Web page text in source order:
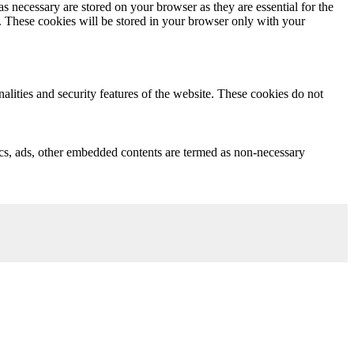
are stored on your browser as they are essential for the
These cookies will be stored in your browser only with your
and security features of the website. These cookies do not
other embedded contents are termed as non-necessary